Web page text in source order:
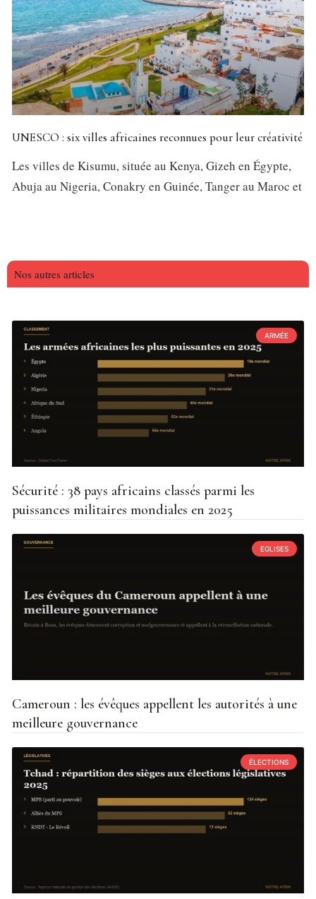
UNESCO : six villes africaines reconnues pour leur créativité
Les villes de Kisumu, située au Kenya, Gizeh en Égypte,
Abuja au Nigeria, Conakry en Guinée, Tanger au Maroc et
Nos autres articles
ARMÉE
Sécurité : 38 pays africains classés parmi les
puissances militaires mondiales en 2025
EGLISES
Cameroun : les évêques appellent les autorités à une
meilleure gouvernance
ÉLECTIONS